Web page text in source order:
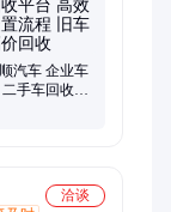
汽车 企业车
手车回收平
洽谈